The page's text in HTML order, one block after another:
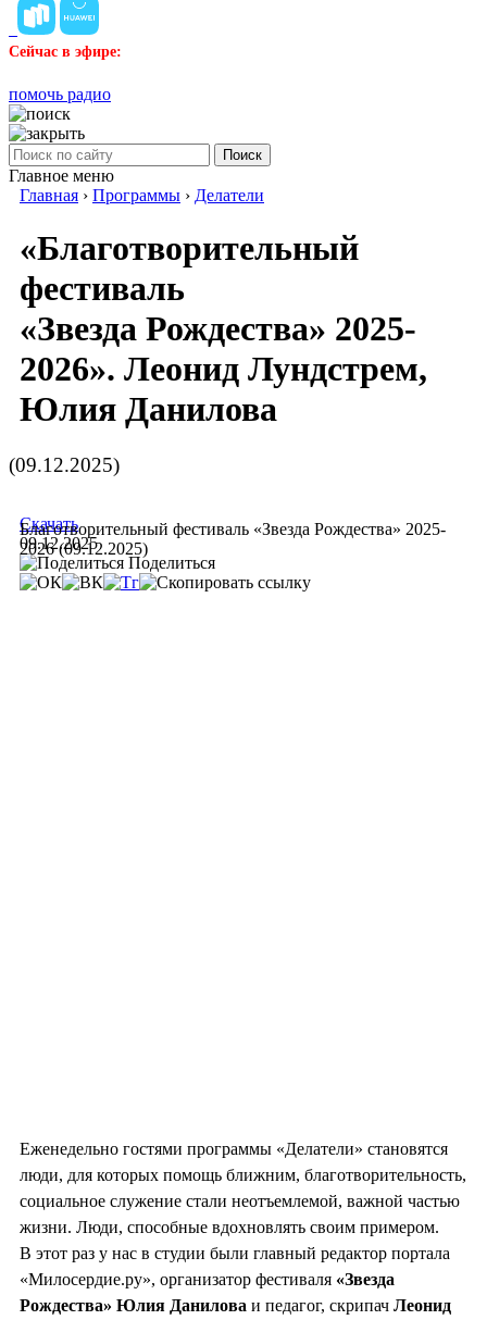
Сейчас в эфире:
помочь радио
Поиск
Главное меню
Главная › Программы › Делатели
«Благотворительный
фестиваль
«Звезда Рождества» 2025-
2026». Леонид Лундстрем,
Юлия Данилова
(09.12.2025)
Благотворительный фестиваль «Звезда Рождества» 2025-
2026 (09.12.2025)
Скачать
09.12.2025
Поделиться
Еженедельно гостями программы «Делатели» становятся
люди, для которых помощь ближним, благотворительность,
социальное служение стали неотъемлемой, важной частью
жизни. Люди, способные вдохновлять своим примером.
В этот раз у нас в студии были главный редактор портала
«Милосердие.ру», организатор фестиваля «Звезда
Рождества» Юлия Данилова и педагог, скрипач Леонид